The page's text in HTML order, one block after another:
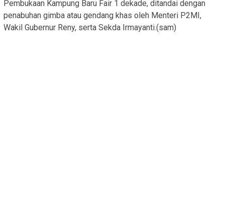
Pembukaan Kampung Baru Fair 1 dekade, ditandai dengan
penabuhan gimba atau gendang khas oleh Menteri P2MI,
Wakil Gubernur Reny, serta Sekda Irmayanti.(sam)